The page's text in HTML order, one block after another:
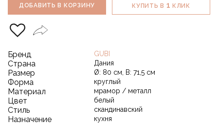
ДОБАВИТЬ В КОРЗИНУ КУПИТЬ В 1 КЛИК
Бренд GUBI
Страна Дания
Размер Ø: 80 см, В: 71,5 см
Форма круглый
Материал мрамор / металл
Цвет белый
Стиль скандинавский
Назначение кухня